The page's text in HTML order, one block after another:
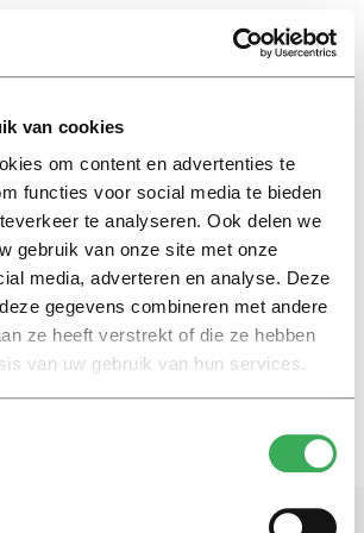
van cookies
om content en advertenties te
functies voor social media te bieden
te analyseren. Ook delen we
gebruik van onze site met onze
media, adverteren en analyse. Deze
gegevens combineren met andere
ze heeft verstrekt of die ze hebben
van uw gebruik van hun services.
EN
of Social Issues
Nieuws
TSB start nieuwe Engelstalige
bachelor
26 maart 2015